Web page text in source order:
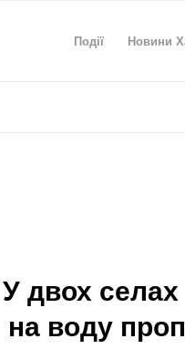
Події Новини
У двох селах
на воду